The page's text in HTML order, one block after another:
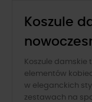
Koszule
Koszule damskie
elementów
w eleganckich
zestawach na